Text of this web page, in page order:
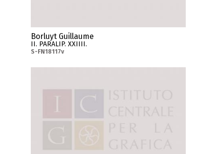
Borluyt Guillaume
II. PARALIP. XXIIII.
S-FN18117v